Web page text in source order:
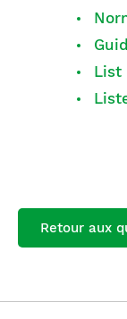
List
Retour aux